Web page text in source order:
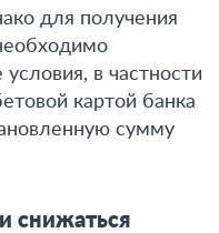
для получения
в частности
картой банка
сумму
снижаться